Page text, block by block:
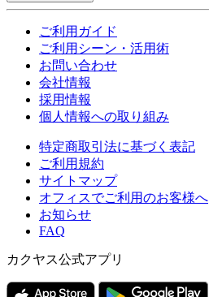
ご利用ガイド
ご利用シーン・活用術
お問い合わせ
会社情報
採用情報
個人情報への取り組み
特定商取引法に基づく表記
ご利用規約
サイトマップ
オフィスでご利用のお客様へ
お知らせ
FAQ
カクヤス公式アプリ